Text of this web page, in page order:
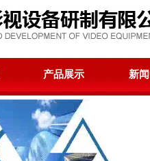
产品展示 新